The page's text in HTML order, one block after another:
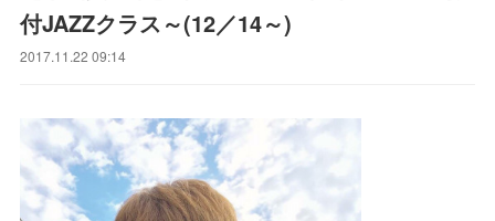
付JAZZクラス～(12／14～)
2017.11.22 09:14